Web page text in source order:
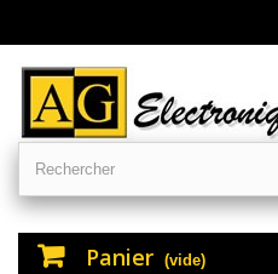
Panier (vide)